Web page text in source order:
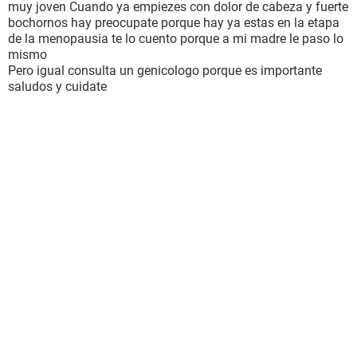
muy joven Cuando ya empiezes con dolor de cabeza y fuerte
bochornos hay preocupate porque hay ya estas en la etapa
de la menopausia te lo cuento porque a mi madre le paso lo
mismo
Pero igual consulta un genicologo porque es importante
saludos y cuidate